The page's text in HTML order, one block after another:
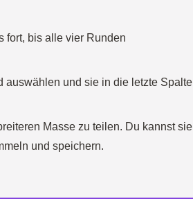
fort, bis alle vier Runden
auswählen und sie in die letzte Spalte
Masse zu teilen. Du kannst sie
und speichern.